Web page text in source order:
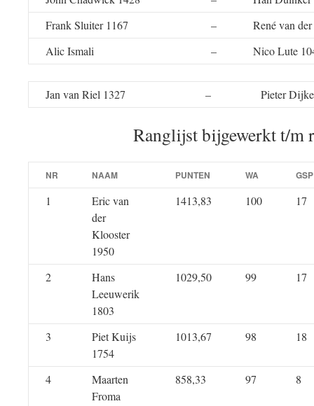
Frank Sluiter 1167
–
René van
Alic Ismali
– Nico Lute
Jan van Riel 1327 – Pieter
Ranglijst bijgewerkt t/m
NR NAAM PUNTEN WA GSP
1
Eric van
der
Klooster
1950
1413,83 100 17
2
Hans
Leeuwerik
1803
1029,50 99 17
3
Piet Kuijs
1754
1013,67 98 18
4
Maarten
Froma
858,33 97 8